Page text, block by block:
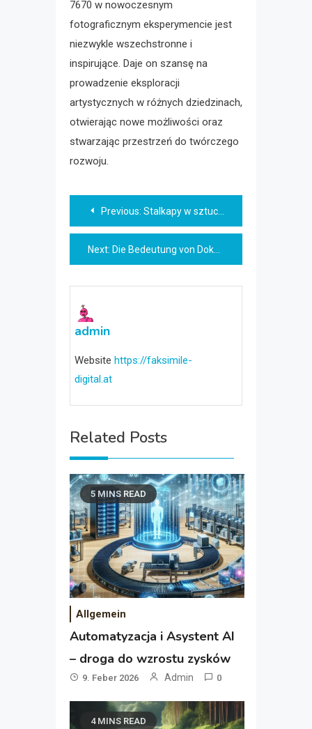
7670 w nowoczesnym
fotograficznym eksperymencie jest
niezwykle wszechstronne i
inspirujące. Daje on szansę na
prowadzenie eksploracji
artystycznych w różnych dziedzinach,
otwierając nowe możliwości oraz
stwarzając przestrzeń do twórczego
rozwoju.
Beitragsnavigation
Previous: Stalkapy w sztuce fotografii i filmu: kreatywne projekty i sesje zdjęciowe
Next: Die Bedeutung von Dokumentarfilmen in der modernen Gesellschaft
admin
Website https://faksimile-
digital.at
Related Posts
5 MINS READ
Allgemein
Automatyzacja i Asystent AI
– droga do wzrostu zysków
9. Feber 2026 Admin 0
4 MINS READ